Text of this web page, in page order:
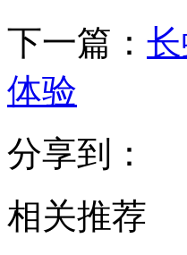
下一篇：
体验
分享到：
相关推荐